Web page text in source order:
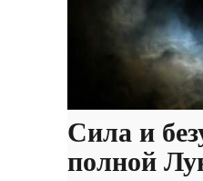
Сила и
полной